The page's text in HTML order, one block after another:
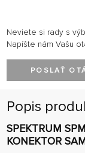
Neviete si rady s
Napíšte nám Vašu
POSLAŤ
Popis
SPEKTRUM
KONEKTOR